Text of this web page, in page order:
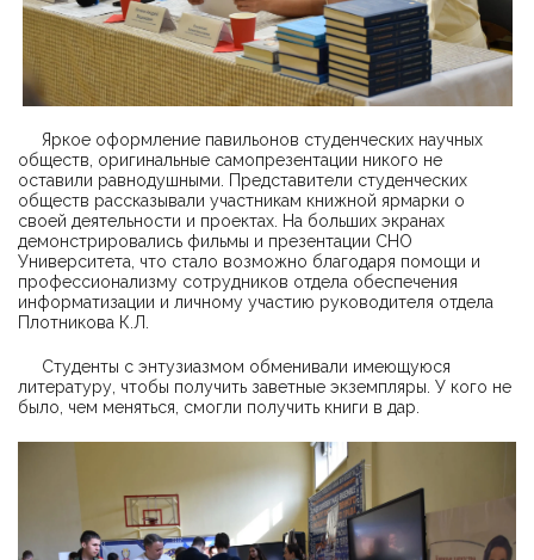
Яркое оформление павильонов студенческих научных
обществ, оригинальные самопрезентации никого не
оставили равнодушными. Представители студенческих
обществ рассказывали участникам книжной ярмарки о
своей деятельности и проектах. На больших экранах
демонстрировались фильмы и презентации СНО
Университета, что стало возможно благодаря помощи и
профессионализму сотрудников отдела обеспечения
информатизации и личному участию руководителя отдела
Плотникова К.Л.
Студенты с энтузиазмом обменивали имеющуюся
литературу, чтобы получить заветные экземпляры. У кого не
было, чем меняться, смогли получить книги в дар.